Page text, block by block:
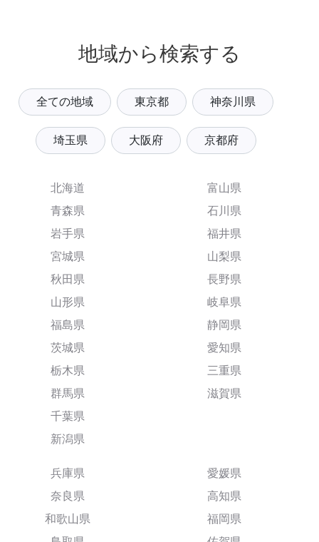
地域から検索する
全ての地域 東京都 神奈川県
埼玉県 大阪府 京都府
北海道
青森県
岩手県
宮城県
秋田県
山形県
福島県
茨城県
栃木県
群馬県
千葉県
新潟県
富山県
石川県
福井県
山梨県
長野県
岐阜県
静岡県
愛知県
三重県
滋賀県
兵庫県
奈良県
和歌山県
愛媛県
高知県
福岡県